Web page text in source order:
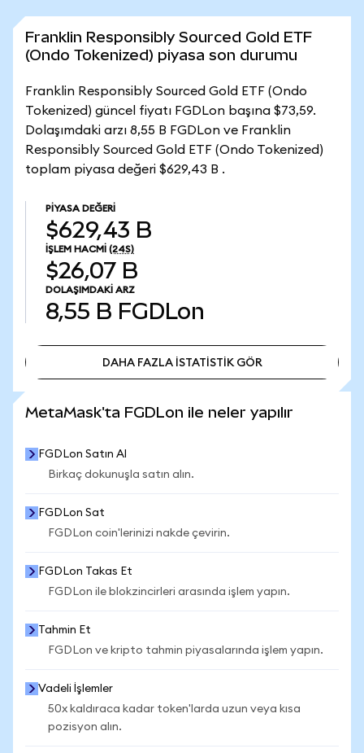
Franklin Responsibly Sourced Gold ETF
(Ondo Tokenized) piyasa son durumu
Franklin Responsibly Sourced Gold ETF (Ondo
Tokenized) güncel fiyatı FGDLon başına $73,59.
Dolaşımdaki arzı 8,55 B FGDLon ve Franklin
Responsibly Sourced Gold ETF (Ondo Tokenized)
toplam piyasa değeri $629,43 B .
PIYASA DEĞERI
$629,43 B
İŞLEM HACMI (24S)
$26,07 B
DOLAŞIMDAKI ARZ
8,55 B FGDLon
DAHA FAZLA İSTATİSTİK GÖR
MetaMask'ta FGDLon ile neler yapılır
FGDLon Satın Al
Birkaç dokunuşla satın alın.
FGDLon Sat
FGDLon coin'lerinizi nakde çevirin.
FGDLon Takas Et
FGDLon ile blokzincirleri arasında işlem yapın.
Tahmin Et
FGDLon ve kripto tahmin piyasalarında işlem yapın.
Vadeli İşlemler
50x kaldıraca kadar token'larda uzun veya kısa
pozisyon alın.